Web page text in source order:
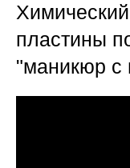
пластины
"маникюр с